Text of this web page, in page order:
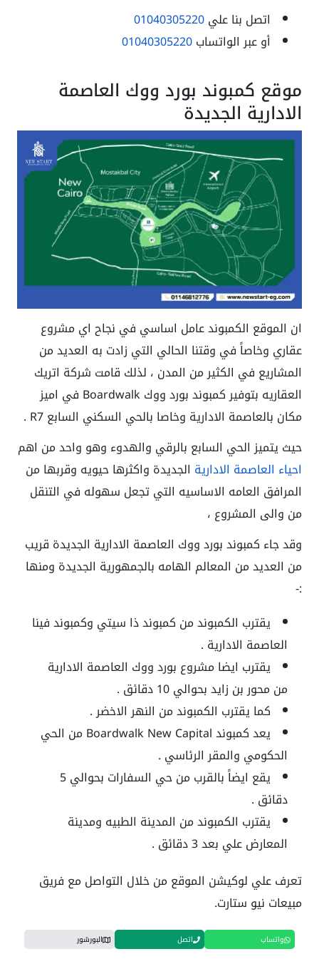
اتصل بنا علي01040305220
أو عبر الواتساب01040305220
موقع كمبوند بورد ووك العاصمة
الادارية الجديدة
ان الموقع الكمبوند عامل اساسي في نجاح اي مشروع
عقاري وخاصاً في وقتنا الحالي التي زادت به العديد من
المشاريع في الكثير من المدن ، لذلك قامت شركة اتريك
العقاريه بتوفير كمبوند بورد ووك Boardwalk في اميز
مكان بالعاصمة الادارية وخاصا بالحي السكني السابع R7 .
حيث يتميز الحي السابع بالرقي والهدوء وهو واحد من اهم
احياء العاصمة الادارية الجديدة واكثرها حيويه وقربها من
المرافق العامه الاساسيه التي تجعل سهوله في التنقل
من والى المشروع ،
وقد جاء كمبوند بورد ووك العاصمة الادارية الجديدة قريب
من العديد من المعالم الهامه بالجمهورية الجديدة ومنها
:-
يقترب الكمبوند من كمبوند ذا سيتي وكمبوند فينا
العاصمة الادارية .
يقترب ايضا مشروع بورد ووك العاصمة الادارية
من محور بن زايد بحوالي 10 دقائق .
كما يقترب الكمبوند من النهر الاخضر .
يعد كمبوند Boardwalk New Capital من الحي
الحكومي والمقر الرئاسي .
يقع ايضاً بالقرب من حي السفارات بحوالي 5
دقائق .
يقترب الكمبوند من المدينة الطبيه ومدينة
المعارض علي بعد 3 دقائق .
تعرف علي لوكيشن الموقع من خلال التواصل مع فريق
مبيعات نيو ستارت.
واتساب اتصل البورشور